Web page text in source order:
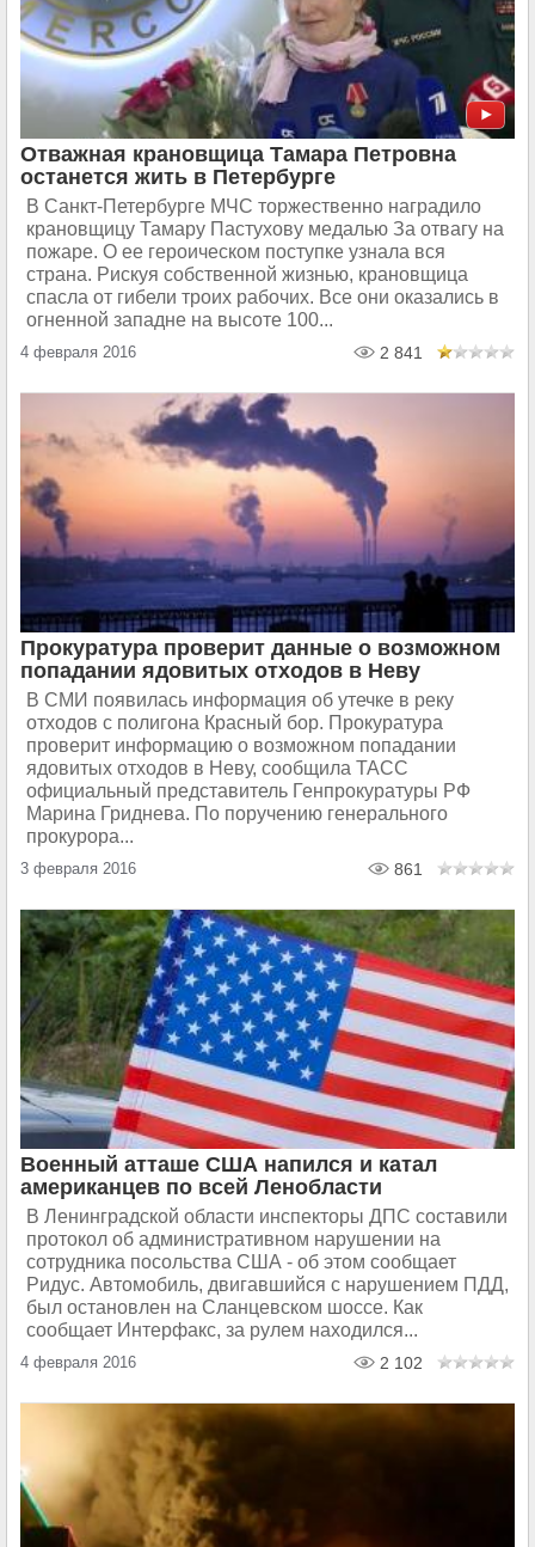
Отважная крановщица Тамара Петровна
останется жить в Петербурге
В Санкт-Петербурге МЧС торжественно наградило
крановщицу Тамару Пастухову медалью За отвагу на
пожаре. О ее героическом поступке узнала вся
страна. Рискуя собственной жизнью, крановщица
спасла от гибели троих рабочих. Все они оказались в
огненной западне на высоте 100...
4 февраля 2016 2 841
Прокуратура проверит данные о возможном
попадании ядовитых отходов в Неву
В СМИ появилась информация об утечке в реку
отходов с полигона Красный бор. Прокуратура
проверит информацию о возможном попадании
ядовитых отходов в Неву, сообщила ТАСС
официальный представитель Генпрокуратуры РФ
Марина Гриднева. По поручению генерального
прокурора...
3 февраля 2016 861
Военный атташе США напился и катал
американцев по всей Ленобласти
В Ленинградской области инспекторы ДПС составили
протокол об административном нарушении на
сотрудника посольства США - об этом сообщает
Ридус. Автомобиль, двигавшийся с нарушением ПДД,
был остановлен на Сланцевском шоссе. Как
сообщает Интерфакс, за рулем находился...
4 февраля 2016 2 102